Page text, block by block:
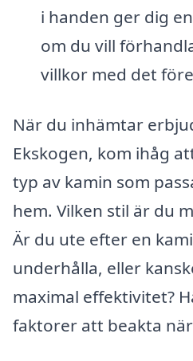
i handen ger dig
om du vill
villkor med det
När du inhämtar
Ekskogen, kom ihåg
typ av kamin som
hem. Vilken stil är du
Är du ute efter en
underhålla, eller
maximal effektivitet?
faktorer att beakta